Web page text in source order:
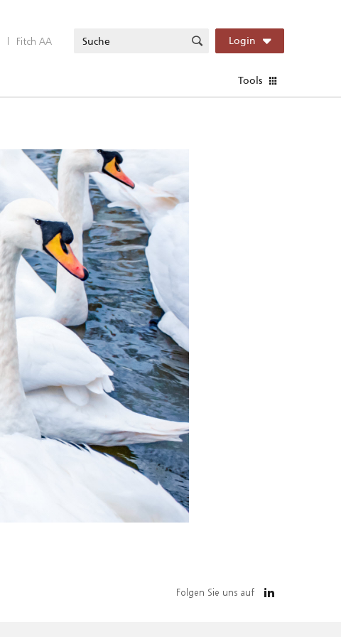
| Fitch AA Login
Tools
Folgen Sie uns auf